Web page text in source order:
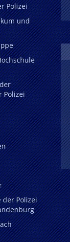
Polizei
und
Polizei
der Polizei